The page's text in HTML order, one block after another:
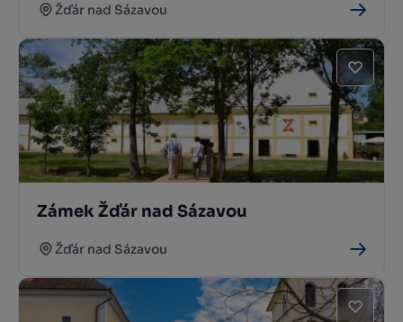
Žďár nad Sázavou
Zámek Žďár nad Sázavou
Žďár nad Sázavou